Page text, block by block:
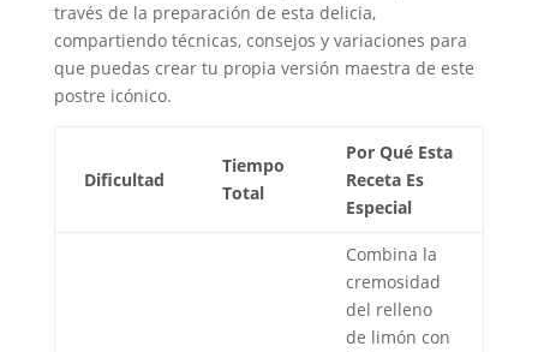
través de la preparación de esta delicia,
compartiendo técnicas, consejos y variaciones para
que puedas crear tu propia versión maestra de este
postre icónico.
Dificultad
Tiempo
Total
Por Qué Esta
Receta Es
Especial
Combina la
cremosidad
del relleno
de limón con